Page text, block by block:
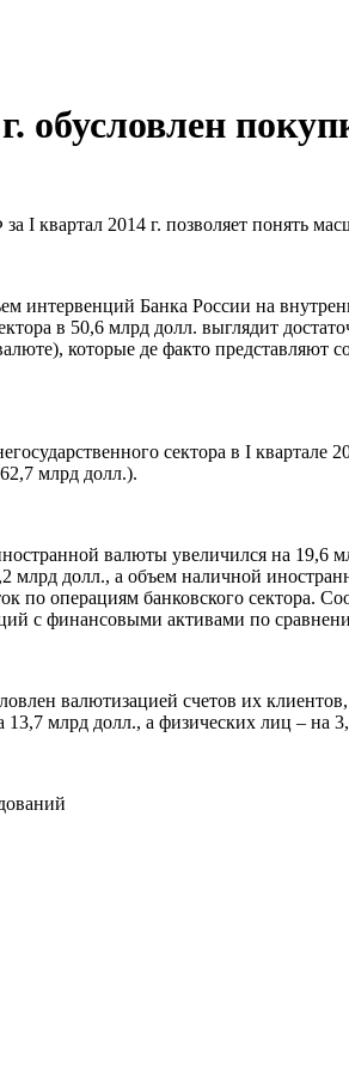
обусловлен
I квартал 2014 г. позволяет понять
интервенций Банка России на
в 50,6 млрд долл. выглядит
которые де факто
сектора в I квартале
млрд долл.).
валюты увеличился на 19,6
млрд долл., а объем наличной
по операциям банковского сектора.
с финансовыми активами по
валютизацией счетов их
млрд долл., а физических лиц – на